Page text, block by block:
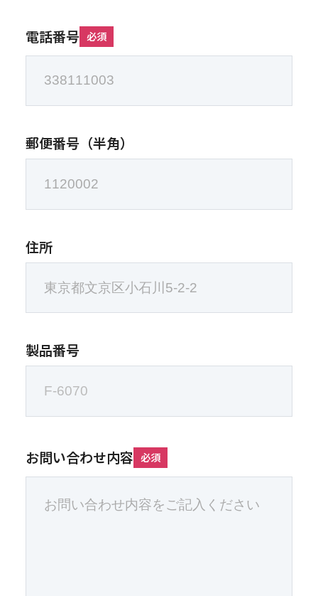
電話番号 必須
郵便番号（半角）
住所
製品番号
お問い合わせ内容 必須